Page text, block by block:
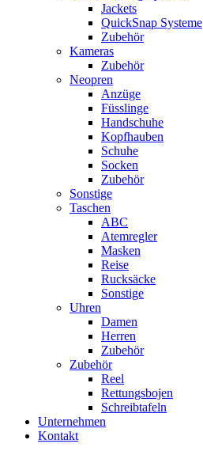
Jackets
QuickSnap Systeme
Zubehör
Kameras
Zubehör
Neopren
Anzüge
Füsslinge
Handschuhe
Kopfhauben
Schuhe
Socken
Zubehör
Sonstige
Taschen
ABC
Atemregler
Masken
Reise
Rucksäcke
Sonstige
Uhren
Damen
Herren
Zubehör
Zubehör
Reel
Rettungsbojen
Schreibtafeln
Unternehmen
Kontakt